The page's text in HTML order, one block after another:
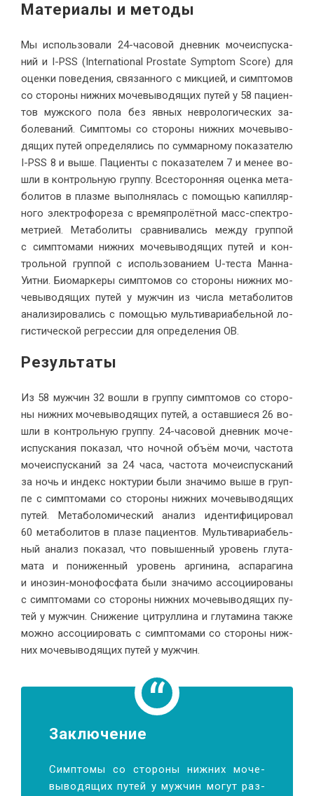
Ма­те­ри­а­лы и методы
Мы ис­поль­зо­ва­ли 24-ча­со­вой днев­ник мо­че­ис­пус­ка­
ний и I-PSS (International Prostate Symptom Score) для
оцен­ки по­ве­де­ния, свя­зан­но­го с мик­ци­ей, и симп­то­мов
со сто­ро­ны ниж­них мо­че­вы­во­дя­щих пу­тей у 58 па­ци­ен­
тов муж­ско­го по­ла без яв­ных нев­ро­ло­ги­че­ских за­
боле­ва­ний. Симп­то­мы со сто­ро­ны ниж­них мо­че­вы­во­
дя­щих пу­тей опре­де­ля­лись по сум­мар­но­му по­ка­за­те­лю
I-PSS 8 и вы­ше. Па­ци­ен­ты с по­ка­за­те­лем 7 и ме­нее во­
шли в кон­троль­ную груп­пу. Все­сто­рон­няя оцен­ка ме­та­
бо­ли­тов в плаз­ме вы­пол­ня­лась с по­мо­щью ка­пил­ляр­
но­го элек­тро­фо­ре­за с вре­мя­про­лёт­ной масс-спек­тро­
мет­ри­ей. Ме­та­бо­ли­ты срав­ни­ва­лись меж­ду груп­пой
с симп­то­ма­ми ниж­них мо­че­вы­во­дя­щих пу­тей и кон­
троль­ной груп­пой с ис­поль­зо­ва­ни­ем U-те­ста Ман­на-
Уит­ни. Био­мар­ке­ры симп­то­мов со сто­ро­ны ниж­них мо­
че­вы­во­дя­щих пу­тей у муж­чин из чис­ла ме­та­бо­ли­тов
ана­ли­зи­ро­ва­лись с по­мо­щью муль­ти­ва­ри­а­бель­ной ло­
ги­сти­че­ской ре­грес­сии для опре­де­ле­ния ОВ.
Ре­зультаты
Из 58 муж­чин 32 во­шли в груп­пу симп­то­мов со сто­ро­
ны ниж­них мо­че­вы­во­дя­щих пу­тей, а остав­ши­е­ся 26 во­
шли в кон­троль­ную груп­пу. 24-ча­со­вой днев­ник мо­че­
ис­пус­ка­ния по­ка­зал, что ноч­ной объ­ём мо­чи, ча­сто­та
мо­че­ис­пус­ка­ний за 24 ча­са, ча­сто­та мо­че­ис­пус­ка­ний
за ночь и ин­декс нок­ту­рии бы­ли зна­чи­мо вы­ше в груп­
пе с симп­то­ма­ми со сто­ро­ны ниж­них мо­че­вы­во­дя­щих
пу­тей. Ме­та­бо­ло­ми­че­ский ана­лиз иден­ти­фи­ци­ро­вал
60 ме­та­бо­ли­тов в пла­зе па­ци­ен­тов. Муль­ти­ва­ри­а­бель­
ный ана­лиз по­ка­зал, что по­вы­шен­ный уро­вень глу­та­
ма­та и по­ни­жен­ный уро­вень ар­ги­ни­на, ас­па­ра­ги­на
и ино­зин-мо­но­фос­фа­та бы­ли зна­чи­мо ас­со­ци­и­ро­ва­ны
с симп­то­ма­ми со сто­ро­ны ниж­них мо­че­вы­во­дя­щих пу­
тей у муж­чин. Сни­же­ние цит­рул­ли­на и глу­та­ми­на так­же
мож­но ас­со­ци­и­ро­вать с симп­то­ма­ми со сто­ро­ны ниж­
них мо­че­вы­во­дя­щих пу­тей у мужчин.
За­клю­чение
Симп­то­мы со сто­ро­ны ниж­них мо­че­
вы­во­дя­щих пу­тей у муж­чин мо­гут раз­